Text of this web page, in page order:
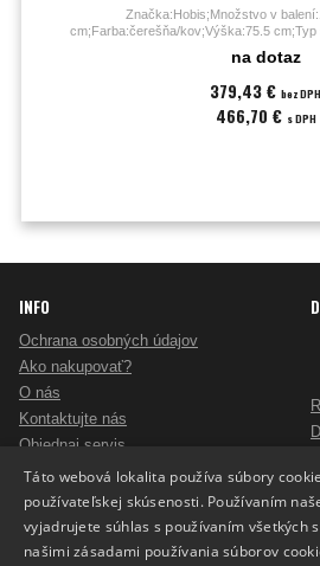
Značka:Hobis;Množstvo v
cm;Farba:čerešňa/kov;Výška:75.5
na dotaz
379,43 € bez DPH
466,70 € s DPH
INFO
Ochrana osobných údajov
Ako nakupovať?
O nás
Kontaktujte nás
Objednaj servis
Pošlite mi ponuku
Ako vybrať skartovač?
Nezáväzný dopyt na reklamné predmety
Potlač reklamných predmetov
Táto webová lokalita používa súbory
používateľskej skúsenosti. Používaním
vyjadrujete súhlas s používaním všetkých
našimi zásadami používania súborov